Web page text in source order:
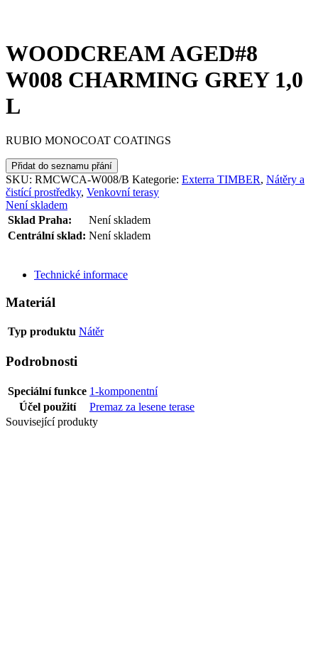
WOODCREAM AGED#8
W008 CHARMING GREY 1,0
L
RUBIO MONOCOAT COATINGS
Přidat do seznamu přání
SKU: RMCWCA-W008/B Kategorie: Exterra TIMBER, Nátěry a
čistící prostředky, Venkovní terasy
Není skladem
Sklad Praha:
Není skladem
Centrální sklad: Není skladem
Technické informace
Materiál
Typ produktu Nátěr
Podrobnosti
Speciální funkce 1-komponentní
Účel použití
Premaz za lesene terase
Související produkty